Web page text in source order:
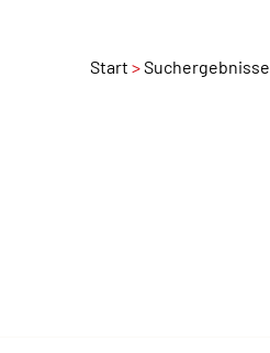
Start Suchergebnisse